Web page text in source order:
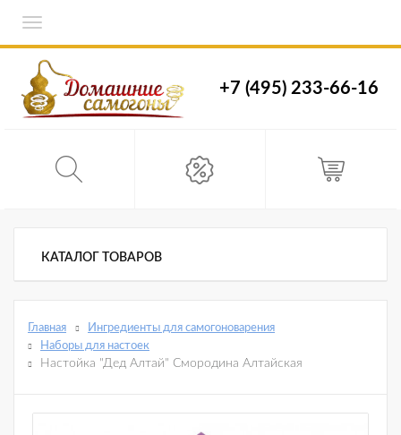
Toggle
+7 (495) 233-66-16
КАТАЛОГ ТОВАРОВ
Главная
Ингредиенты для самогоноварения
Наборы для настоек
Настойка "Дед Алтай" Смородина Алтайская